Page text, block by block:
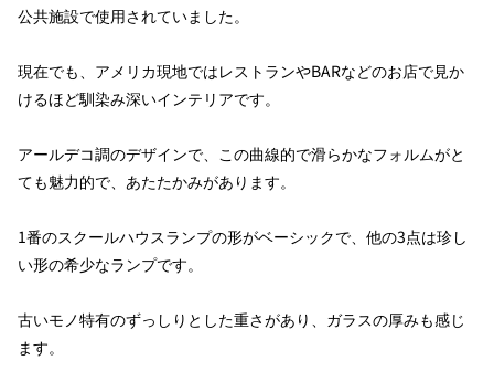
公共施設で使用されていました。
現在でも、アメリカ現地ではレストランやBARなどのお店で見か
けるほど馴染み深いインテリアです。
アールデコ調のデザインで、この曲線的で滑らかなフォルムがと
ても魅力的で、あたたかみがあります。
1番のスクールハウスランプの形がベーシックで、他の3点は珍し
い形の希少なランプです。
古いモノ特有のずっしりとした重さがあり、ガラスの厚みも感じ
ます。